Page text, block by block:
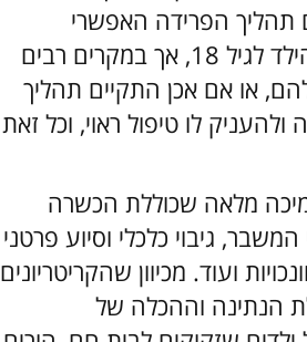
תהליך הפרידה האפשרי
מהילד. הפרידה הזאת יכולה להתרחש עם הגעתו של הילד לגיל 18, אך במקרים רבים
או אם אכן התקיים תהליך
לו טיפול ראוי, וכל זאת
מלאה שכוללת הכשרה
גיבוי כלכלי וסיוע פרטני
ועוד. מכיוון שהקריטריונים
הנתינה וההכלה של